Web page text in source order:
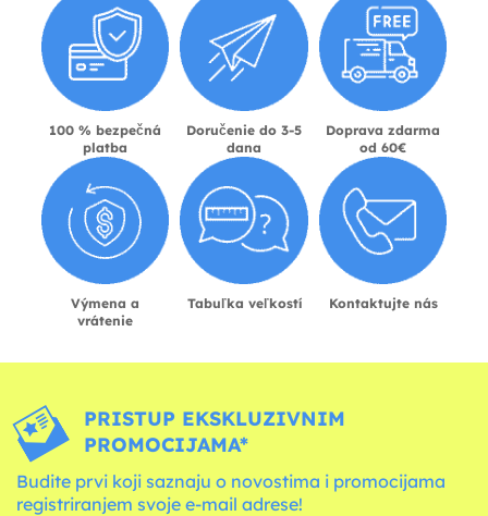
100 % bezpečná
platba
Doručenie do 3-5
dana
Doprava zdarma
od 60€
Výmena a
vrátenie
Tabuľka veľkostí Kontaktujte nás
PRISTUP EKSKLUZIVNIM
PROMOCIJAMA*
Budite prvi koji saznaju o novostima i promocijama
registriranjem svoje e-mail adrese!